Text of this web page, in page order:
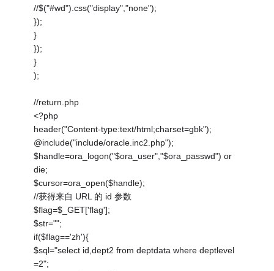
//$("#wd").css("display","none");
});
}
});
}
);
//return.php
<?php
header("Content-type:text/html;charset=gbk");
@include("include/oracle.inc2.php");
$handle=ora_logon("$ora_user","$ora_passwd") or
die;
$cursor=ora_open($handle);
//获得来自 URL 的 id 参数
$flag=$_GET['flag'];
$str="";
if($flag=='zh'){
$sql="select id,dept2 from deptdata where deptlevel
=2";